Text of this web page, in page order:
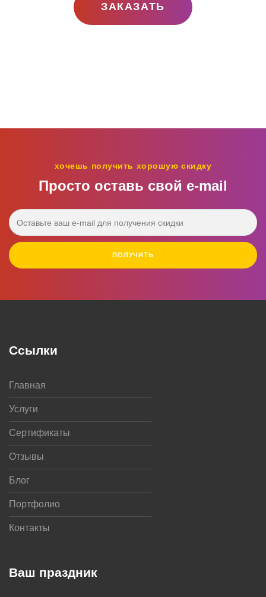
ЗАКАЗАТЬ
хочешь получить хорошую скидку
Просто оставь свой e‑mail
ПОЛУЧИТЬ
Ваш праздник
Ссылки
Главная
Услуги
Сертификаты
Отзывы
Блог
Портфолио
Контакты